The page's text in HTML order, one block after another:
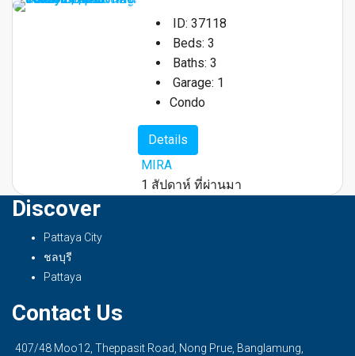
ID: 37118
Beds: 3
Baths: 3
Garage: 1
Condo
Details
MIRA
1 สัปดาห์ ที่ผ่านมา
Discover
Pattaya City
ชลบุรี
Pattaya
Contact Us
407/48 Moo12, Theppasit Road, Nong Prue, Banglamung,